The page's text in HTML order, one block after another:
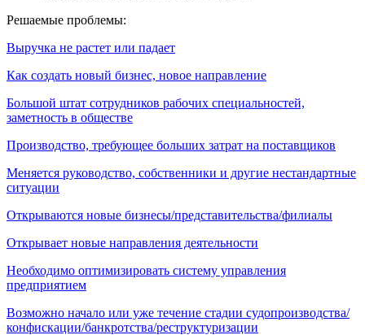
Решаемые проблемы:
Выручка не растет или падает
Как создать новый бизнес, новое направление
Большой штат сотрудников рабочих специальностей,
заметность в обществе
Производство, требующее больших затрат на поставщиков
Меняется руководство, собственники и другие нестандартные
ситуации
Открываются новые бизнесы/представительства/филиалы
Открывает новые направления деятельности
Необходимо оптимизировать систему управления
предприятием
Возможно начало или уже течение стадии судопроизводства/
конфискации/банкротства/реструктуризации